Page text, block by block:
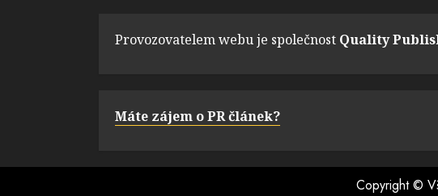
Provozovatelem webu je společnost Quality
Máte zájem o PR článek?
Copyright ©